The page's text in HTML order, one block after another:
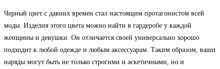
Черный цвет с давних времен стал настоящим протагонистом всей
моды. Изделия этого цвета можно найти в гардеробе у каждой
женщины и девушки. Он отличается своей универсально хорошо
подходит к любой одежде и любым аксессуарам. Таким образом, ваши
наряды могут быть не только строгими и аскетичными, но и